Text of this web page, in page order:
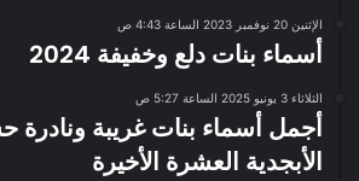
الإثنين 20 نوفمبر 2023 الساعة 4:43 ص
أسماء بنات دلع وخفيفة 2024
الثلاثاء 3 يونيو 2025 الساعة 5:27 ص
أجمل أسماء بنات غريبة
الأبجدية العشرة الأخيرة